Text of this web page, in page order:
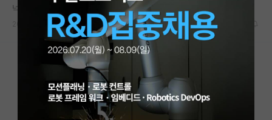
연구실&오픈랩
커뮤니티
커뮤니티 홈
전체글보기
베스트 게시판
넉살좋은 로버트 보일
2026.06.03
5 13663